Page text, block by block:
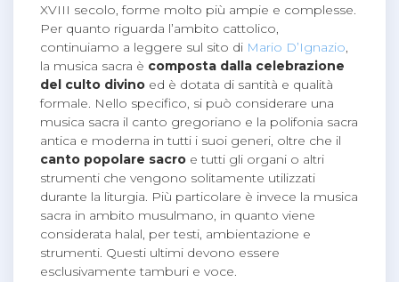
XVIII secolo, forme molto più ampie e complesse.
Per quanto riguarda l’ambito cattolico,
continuiamo a leggere sul sito di Mario D’Ignazio,
la musica sacra è composta dalla celebrazione
del culto divino ed è dotata di santità e qualità
formale. Nello specifico, si può considerare una
musica sacra il canto gregoriano e la polifonia sacra
antica e moderna in tutti i suoi generi, oltre che il
canto popolare sacro e tutti gli organi o altri
strumenti che vengono solitamente utilizzati
durante la liturgia. Più particolare è invece la musica
sacra in ambito musulmano, in quanto viene
considerata halal, per testi, ambientazione e
strumenti. Questi ultimi devono essere
esclusivamente tamburi e voce.